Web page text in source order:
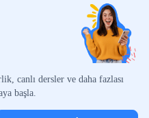
canlı dersler ve daha fazlası
başla.